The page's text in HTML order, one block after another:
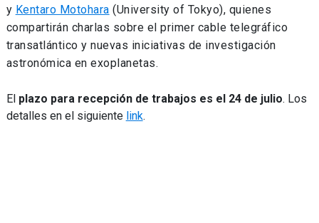
y Kentaro Motohara (University of Tokyo), quienes
compartirán charlas sobre el primer cable telegráfico
transatlántico y nuevas iniciativas de investigación
astronómica en exoplanetas.
Elplazo para recepción de trabajos es el 24 de julio. Los
detalles en el siguiente link.